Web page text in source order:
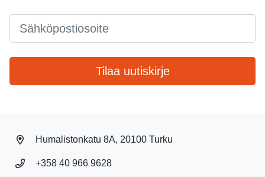
Tilaa uutiskirje
Humalistonkatu 8A, 20100 Turku
+358 40 966 9628